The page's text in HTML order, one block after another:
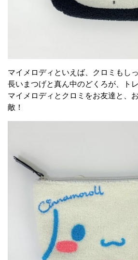
マイメロディといえば、クロミもし
長いまつげと真ん中のどくろが、ト
マイメロディとクロミをお友達と、
敵！